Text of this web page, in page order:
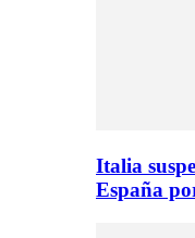
Italia
España